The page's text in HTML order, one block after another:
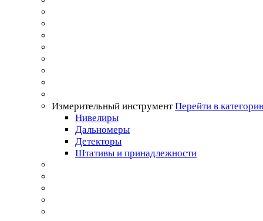
Измерительный инструмент Перейти в
Нивелиры
Дальномеры
Детекторы
Штативы и принадлежности